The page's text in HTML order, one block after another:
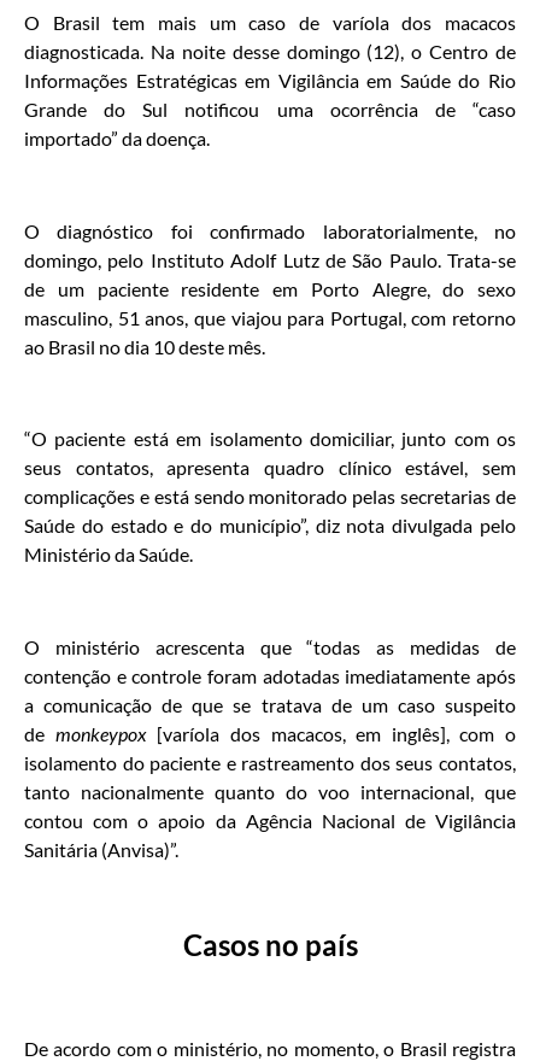
O Brasil tem mais um caso de varíola dos macacos
diagnosticada. Na noite desse domingo (12), o Centro de
Informações Estratégicas em Vigilância em Saúde do Rio
Grande do Sul notificou uma ocorrência de “caso
importado” da doença.
O diagnóstico foi confirmado laboratorialmente, no
domingo, pelo Instituto Adolf Lutz de São Paulo. Trata-se
de um paciente residente em Porto Alegre, do sexo
masculino, 51 anos, que viajou para Portugal, com retorno
ao Brasil no dia 10 deste mês.
“O paciente está em isolamento domiciliar, junto com os
seus contatos, apresenta quadro clínico estável, sem
complicações e está sendo monitorado pelas secretarias de
Saúde do estado e do município”, diz nota divulgada pelo
Ministério da Saúde.
O ministério acrescenta que “todas as medidas de
contenção e controle foram adotadas imediatamente após
a comunicação de que se tratava de um caso suspeito
de monkeypox[varíola dos macacos, em inglês], com o
isolamento do paciente e rastreamento dos seus contatos,
tanto nacionalmente quanto do voo internacional, que
contou com o apoio da Agência Nacional de Vigilância
Sanitária (Anvisa)”.
Casos no país
De acordo com o ministério, no momento, o Brasil registra